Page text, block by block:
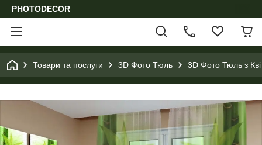
PHOTODECOR
Товари та послуги 3D Фото Тюль 3D Фото Тюль з